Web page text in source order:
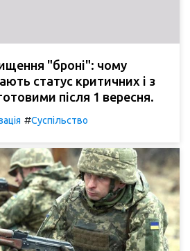
"броні": чому
статус критичних і з
після 1 вересня.
#Суспільство